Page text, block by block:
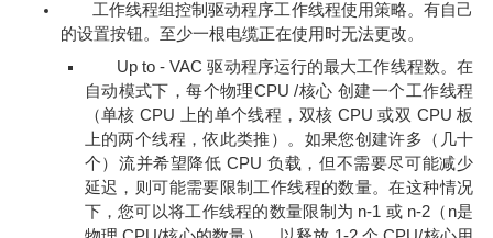
工作线程组控制驱动程序工作线程使用策略。有自己
的设置按钮。至少一根电缆正在使用时无法更改。
Up to - VAC 驱动程序运行的最大工作线程数。在
自动模式下，每个物理CPU /核心 创建一个工作线程
（单核 CPU 上的单个线程，双核 CPU 或双 CPU 板
上的两个线程，依此类推）。如果您创建许多（几十
个）流并希望降低 CPU 负载，但不需要尽可能减少
延迟，则可能需要限制工作线程的数量。在这种情况
下，您可以将工作线程的数量限制为 n-1 或 n-2（n是